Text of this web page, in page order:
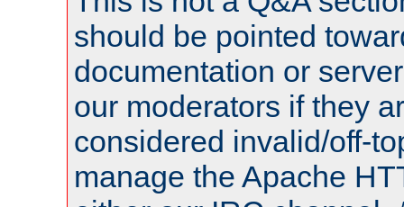
should be pointed
documentation or
our moderators if they
considered invalid/off-
manage the Apache